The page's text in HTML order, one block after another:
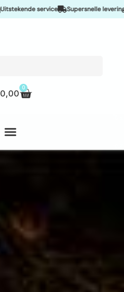
Supersnelle levering & Spoedservice
0,00
0